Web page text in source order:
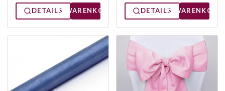
DETAILS WARENKORB
DETAILS
WARENKORB